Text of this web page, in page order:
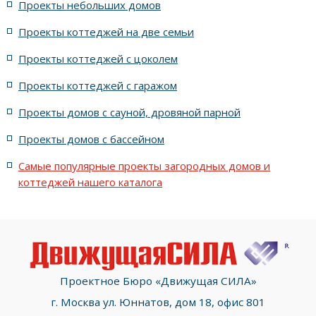
с площадью от 80 до 110 м2
6x9 метров с пристроенным гаражом
Проекты сблокированных домов
с тремя одинаковыми спальнями
Проекты небольших домов
Проекты коттеджей на две семьи
Проекты коттеджей с цоколем
Проекты коттеджей с гаражом
Проекты домов с сауной, дровяной парной
Проекты домов с бассейном
Самые популярные проекты загородных домов и
коттеджей нашего каталога
Проектное Бюро «Движущая СИЛА»
г. Москва ул. Юннатов, дом 18, офис 801